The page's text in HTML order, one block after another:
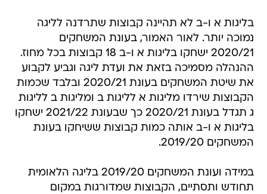
בליגות א ו-ב לא תהיינה קבוצות שתרדנה לליגה
נמוכה יותר. לאור האמור, בעונת המשחקים
2020/21 ישחקו בליגות א ו-ב 18 קבוצות בכל מחוז.
ההנהלה מסמיכה בזאת את ועדת ליגה וגביע לקבוע
את שיטת המשחקים בעונת 2020/21 ובלבד שכמות
הקבוצות שירדו מליגות א לליגות ב ומליגות ב לליגות
ג תגדל בעונת 2020/21 כך שבעונת 2021/22 ישחקו
בליגות א ו-ב אותה כמות קבוצות ששיחקו בעונת
המשחקים 2019/20.
במידה ועונת המשחקים 2019/20 בליגה הלאומית
תחודש ותסתיים, הקבוצות שמדורגות במקום